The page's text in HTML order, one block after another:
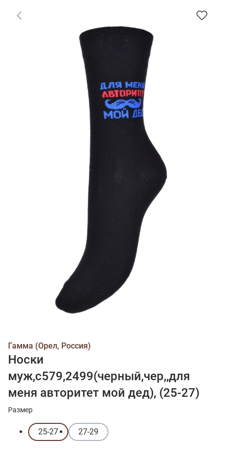
Гамма (Орел, Россия)
Носки
муж,с579,2499(черный,чер,,для
меня авторитет мой дед), (25-27)
Размер
25-27 27-29